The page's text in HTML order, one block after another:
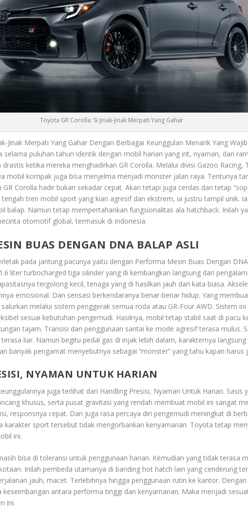
Toyota GR Corolla: Si Jinak-Jinak Merpati Yang Gahar
Jinak Merpati Yang Gahar Dengan Berbagai Keunggulan Menarik Yang
selama puluhan tahun identik dengan mobil harian yang irit, nyaman, dan
ketika mereka menghadirkan GR Corolla. Melalui divisi Gazoo Racing,
mobil kompak juga bisa menjelma menjadi monster jalan raya. Tentunya
GR Corolla hadir bukan sekadar cepat. Akan tetapi juga cerdas dan tetap
tengah tren mobil sport yang kian agresif dan ekstrem, ia justru tampil unik.
balap. Namun tetap mempertahankan fungsionalitas ala hatchback. Inilah
otomotif global, termasuk di Indonesia.
BUAS DENGAN DNA BALAP ASLI
pada jantung pacunya yaitu dengan Performa Mesin Buas Dengan
liter turbocharged tiga silinder yang di kembangkan langsung dari
tergolong kecil, tenaga yang di hasilkan jauh dari kata biasa.
emosional. Dan sensasi berkendaranya benar-benar hidup. Yang
melalui sistem penggerak semua roda atau GR-Four AWD. Sistem
sesuai kebutuhan pengemudi. Hasilnya, mobil tetap stabil saat di pacu
tajam. Transisi dari penggunaan santai ke mode agresif terasa mulus.
liar. Namun begitu pedal gas di injak lebih dalam, karakternya langsung
banyak pengamat menyebutnya sebagai “monster” yang tahu kapan harus
NYAMAN UNTUK HARIAN
juga terlihat dari Handling Presisi, Nyaman Untuk Harian. Sasis
khusus, serta pusat gravitasi yang rendah membuat mobil ini sangat
responsnya cepat. Dan juga rasa percaya diri pengemudi meningkat di
karakter sport tersebut tidak mengorbankan kenyamanan. Toyota tetap
ini.
bisa di toleransi untuk penggunaan harian. Kemudian yang tidak terasa
Inilah pembeda utamanya di banding hot hatch lain yang cenderung
jauh, macet. Terlebihnya hingga penggunaan rutin ke kantor.
antara performa tinggi dan kenyamanan. Maka menjadi
ini.